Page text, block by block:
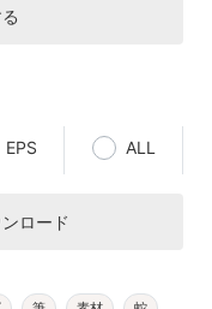
EPS ALL
ロード